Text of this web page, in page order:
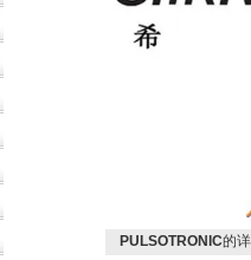
PULSOTRONIC的